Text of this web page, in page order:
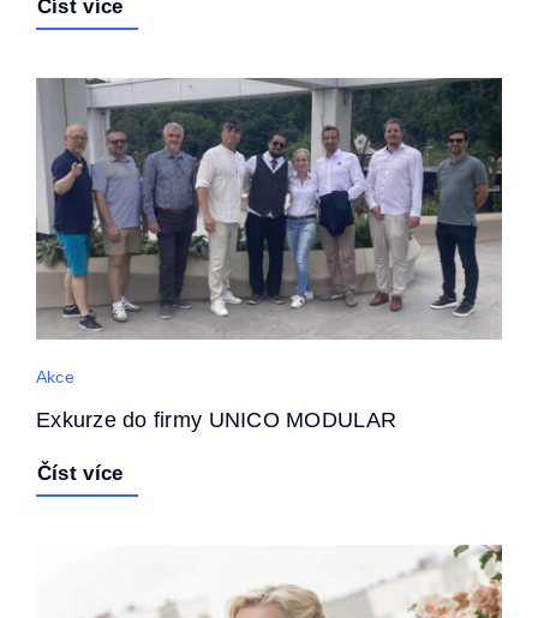
Číst více
Akce
Exkurze do firmy UNICO MODULAR
Číst více